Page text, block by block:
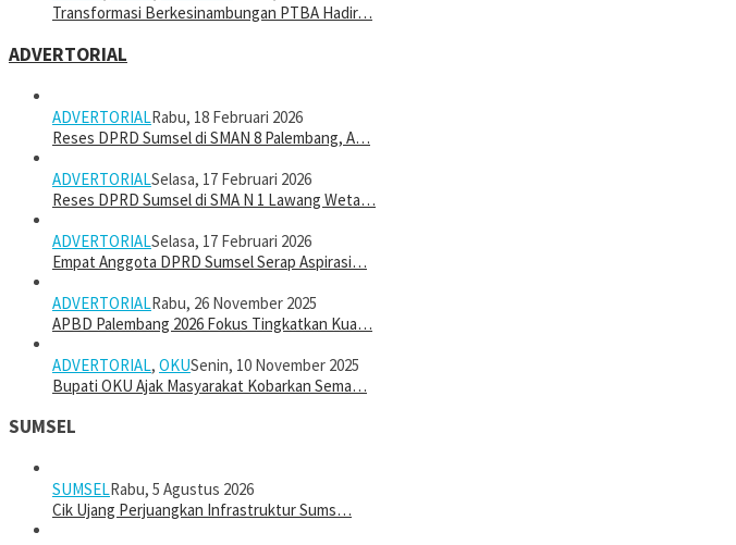
Transformasi Berkesinambungan PTBA Hadir…
ADVERTORIAL
ADVERTORIALRabu, 18 Februari 2026
Reses DPRD Sumsel di SMAN 8 Palembang, A…
ADVERTORIALSelasa, 17 Februari 2026
Reses DPRD Sumsel di SMA N 1 Lawang Weta…
ADVERTORIALSelasa, 17 Februari 2026
Empat Anggota DPRD Sumsel Serap Aspirasi…
ADVERTORIALRabu, 26 November 2025
APBD Palembang 2026 Fokus Tingkatkan Kua…
ADVERTORIAL, OKUSenin, 10 November 2025
Bupati OKU Ajak Masyarakat Kobarkan Sema…
SUMSEL
SUMSELRabu, 5 Agustus 2026
Cik Ujang Perjuangkan Infrastruktur Sums…